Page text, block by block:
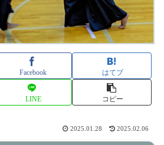
Facebook はてブ
LINE コピー
2025.01.28 2025.02.06